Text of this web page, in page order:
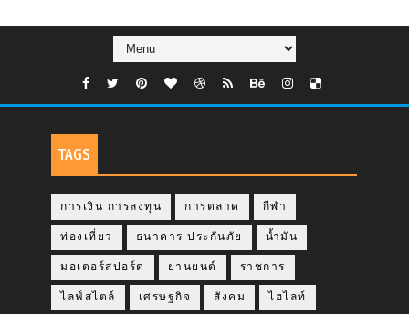
TAGS
การเงิน การลงทุน การตลาด กีฬา
ท่องเที่ยว ธนาคาร ประกันภัย น้ำมัน
มอเตอร์สปอร์ต ยานยนต์ ราชการ
ไลฟ์สไตล์ เศรษฐกิจ สังคม ไฮไลท์